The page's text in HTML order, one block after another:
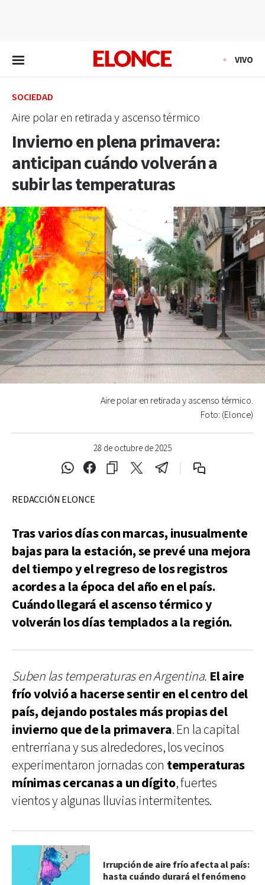
VIVO
SOCIEDAD
Aire polar en retirada y ascenso térmico
Invierno en plena primavera:
anticipan cuándo volverán a
subir las temperaturas
28 de octubre de 2025
Aire polar en retirada y ascenso térmico.
Foto: (Elonce)
REDACCIÓN ELONCE
Tras varios días con marcas, inusualmente
bajas para la estación, se prevé una mejora
del tiempo y el regreso de los registros
acordes a la época del año en el país.
Cuándo llegará el ascenso térmico y
volverán los días templados a la región.
Suben las temperaturas en Argentina. El aire
frío volvió a hacerse sentir en el centro del
país, dejando postales más propias del
invierno que de la primavera. En la capital
entrerriana y sus alrededores, los vecinos
experimentaron jornadas con temperaturas
mínimas cercanas a un dígito, fuertes
vientos y algunas lluvias intermitentes.
Irrupción de aire frío afecta al país:
hasta cuándo durará el fenómeno